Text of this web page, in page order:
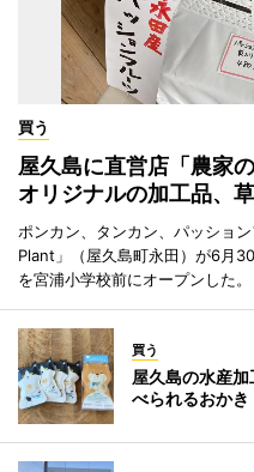
買う
屋久島に直営店「農家
オリジナルの加工品、
ポンカン、タンカン、パッショ
Plant」（屋久島町永田）が6月
を宮浦小学校前にオープンした。
買う
屋久島の水産
べられるおかき